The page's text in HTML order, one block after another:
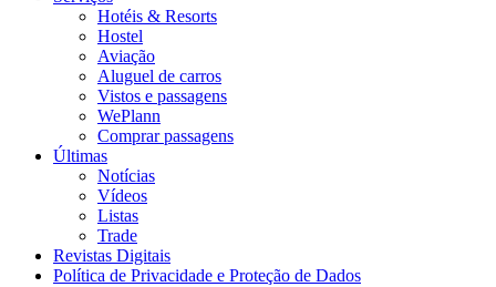
Hotéis & Resorts
Hostel
Aviação
Aluguel de carros
Vistos e passagens
WePlann
Comprar passagens
Últimas
Notícias
Vídeos
Listas
Trade
Revistas Digitais
Política de Privacidade e Proteção de Dados